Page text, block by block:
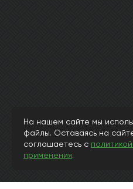
© Интернет магазин laminat-
Информация, представленная на
и 437 Гражданского Кодекса РФ.
На нашем сайте мы
файлы. Оставаясь на
соглашаетесь с
применения.